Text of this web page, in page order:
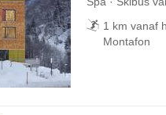
1 km vanaf
Montafon